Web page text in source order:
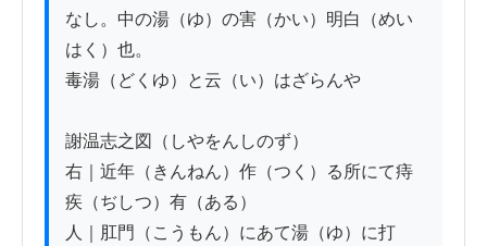
なし。中の湯（ゆ）の害（かい）明白（めい
はく）也。
毒湯（どくゆ）と云（い）はざらんや
謝温志之図（しやをんしのず）
右｜近年（きんねん）作（つく）る所にて痔
疾（ぢしつ）有（ある）
人｜肛門（こうもん）にあて湯（ゆ）に打